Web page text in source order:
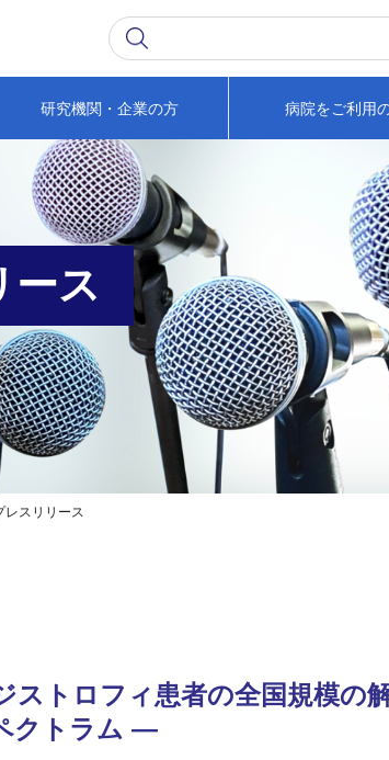
研究機関・企業の方 病院をご利用
ース
レスリリース
ストロフィ患者の全国規模の
クトラム ―